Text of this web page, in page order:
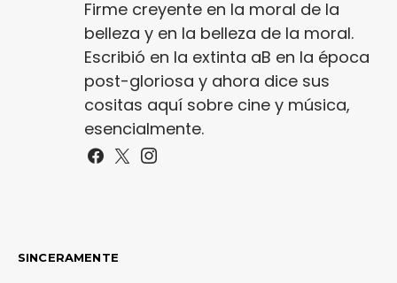
Firme creyente en la moral de la
belleza y en la belleza de la moral.
Escribió en la extinta aB en la época
post-gloriosa y ahora dice sus
cositas aquí sobre cine y música,
esencialmente.
SINCERAMENTE